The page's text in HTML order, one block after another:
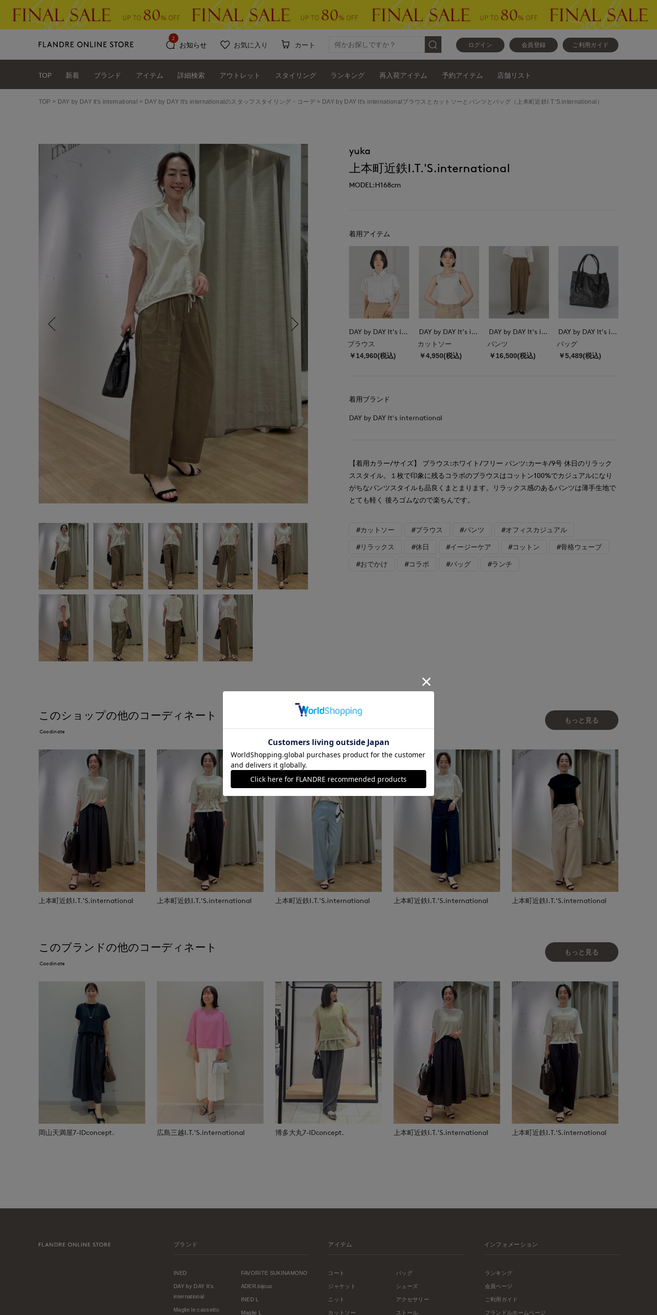
ログイン 会員登録 ご利用ガイド
お知らせ
2
お気に入り カート
TOP 新着 ブランド アイテム 詳細検索 アウトレット スタイリング ランキング 再入荷アイテム 予約アイテム 店舗リスト
TOP DAY by DAY It's international DAY by DAY It's internationalのスタッフスタイリング・コーデ DAY by DAY It's internationalブラウスとカットソーとパンツとバッグ（上本町近鉄I.T.'S.international）
yuka
上本町近鉄I.T.'S.international
MODEL:H168cm
着用アイテム
DAY by DAY It's international
ブラウス
￥14,960(税込)
DAY by DAY It's international
カットソー
￥4,950(税込)
DAY by DAY It's international
パンツ
￥16,500(税込)
DAY by DAY It's international
バッグ
￥5,489(税込)
着用ブランド
DAY by DAY It's international
【着用カラー/サイズ】 ブラウス:ホワイト/フリー パンツ:カーキ/9号 休日のリラック
ススタイル。１枚で印象に残るコラボのブラウスはコットン100%でカジュアルになり
がちなパンツスタイルも品良くまとまります。リラックス感のあるパンツは薄手生地で
とても軽く 後ろゴムなので楽ちんです。
#カットソー #ブラウス #パンツ #オフィスカジュアル
#リラックス #休日 #イージーケア #コットン #骨格ウェーブ
#おでかけ #コラボ #バッグ #ランチ
このショップの他のコーディネート
Coodinate
もっと見る
上本町近鉄I.T.'S.international 上本町近鉄I.T.'S.international 上本町近鉄I.T.'S.international 上本町近鉄I.T.'S.international 上本町近鉄I.T.'S.international
このブランドの他のコーディネート
Coodinate
もっと見る
岡山天満屋7-IDconcept. 広島三越I.T.'S.international 博多大丸7-IDconcept. 上本町近鉄I.T.'S.international 上本町近鉄I.T.'S.international
ブランド
INED
DAY by DAY It's
international
Maglie le cassetto
FAVORITE SUKINAMONO
ADER.bijoux
INED L
Maglie L
アイテム
コート
ジャケット
ニット
カットソー
バッグ
シューズ
アクセサリー
ストール
インフォメーション
ランキング
会員ページ
ご利用ガイド
フランドルホームページ